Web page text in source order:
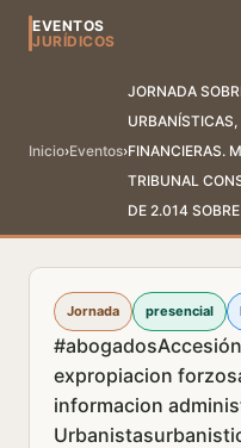
EVENTOS
JURÍDICOS
Inicio›Eventos›
JORNADA
URBANÍSTICAS,
FINANCIERAS.
TRIBUNAL
DE 2.014
Jornada presencial
#abogados
expropiacion
informacion
Urbanistas